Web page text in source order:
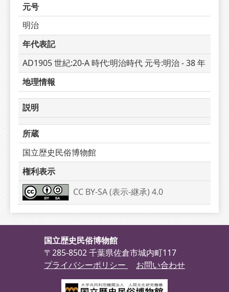
元号
明治
年代表記
AD1905 世紀:20-A 時代:明治時代 元号:明治 - 38 年
地理情報
説明
所蔵
国立歴史民俗博物館
権利表示
CC BY-SA (表示-継承) 4.0
国立歴史民俗博物館
〒285-8502 千葉県佐倉市城内町117
プライバシーポリシー
お問い合わせ